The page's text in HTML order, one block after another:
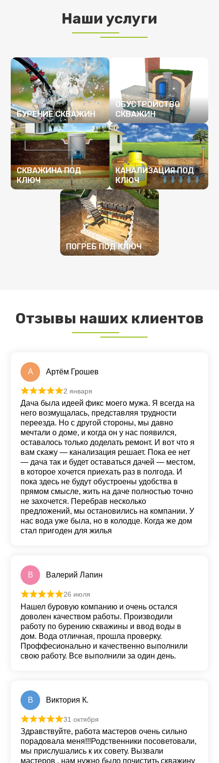
Наши услуги
БУРЕНИЕ СКВАЖИН
ПОДРОБНЕЕ
ОБУСТРОЙСТВО
СКВАЖИН
ПОДРОБНЕЕ
СКВАЖИНА ПОД
КЛЮЧ
ПОДРОБНЕЕ
КАНАЛИЗАЦИЯ ПОД
КЛЮЧ
ПОДРОБНЕЕ
ПОГРЕБ ПОД КЛЮЧ
Отзывы наших клиентов
А Артём Грошев
Оценка 5из 5
2 января
Дача была идеей фикс моего мужа. Я всегда на
него возмущалась, представляя трудности
переезда. Но с другой стороны, мы давно
мечтали о доме, и когда он у нас появился,
оставалось только доделать ремонт. И вот что я
вам скажу — канализация решает. Пока ее нет
— дача так и будет оставаться дачей — местом,
в которое хочется приехать раз в полгода. И
пока здесь не будут обустроены удобства в
прямом смысле, жить на даче полностью точно
не захочется. Перебрав несколько
предложений, мы остановились на компании. У
нас вода уже была, но в колодце. Когда же дом
стал пригоден для жилья
В Валерий Лапин
Оценка5 из 5
26 июля
Нашел буровую компанию и очень остался
доволен качеством работы. Производили
работу по бурению скважины и ввод воды в
дом. Вода отличная, прошла проверку.
Проффесионально и качественно выполнили
свою работу. Все выполнили за один день.
В Виктория К.
Оценка5 из 5
31 октября
Здравствуйте, работа мастеров очень сильно
порадовала меня!!!Родственники посоветовали,
мы прислушались к их совету. Вызвали
мастеров , нам нужно было почистить скважину